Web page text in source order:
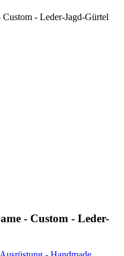
- Custom - Leder-